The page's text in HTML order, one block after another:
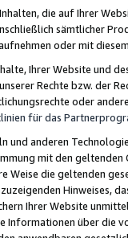
die auf Ihrer
sämtlicher
oder mit
Ihrer Website und
Rechte bzw. der
oder
für das
und anderen
mit den
Weise die geltenden
Hinweises,
Ihrer Website
Informationen über die